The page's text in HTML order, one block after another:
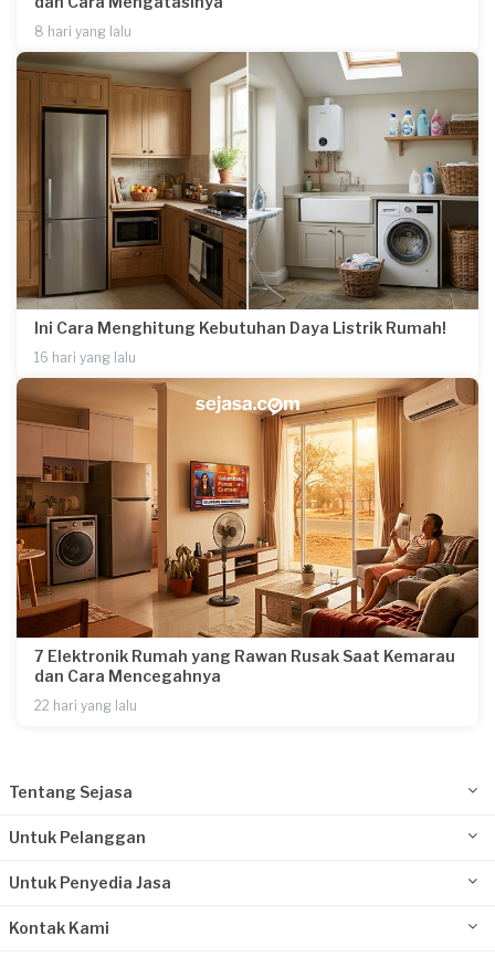
8 hari yang lalu
Ini Cara Menghitung Kebutuhan Daya Listrik Rumah!
16 hari yang lalu
7 Elektronik Rumah yang Rawan Rusak Saat Kemarau
dan Cara Mencegahnya
22 hari yang lalu
Tentang Sejasa
Untuk Pelanggan
Untuk Penyedia Jasa
Kontak Kami